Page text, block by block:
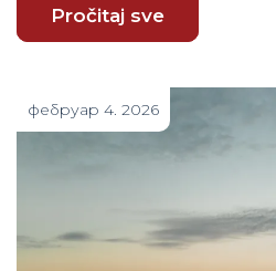
Pročitaj sve
фебруар 4. 2026